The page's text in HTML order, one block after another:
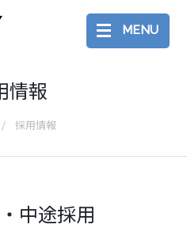
MENU
情報
採用情報
中途採用